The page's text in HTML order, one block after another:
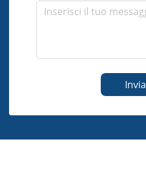
Invia